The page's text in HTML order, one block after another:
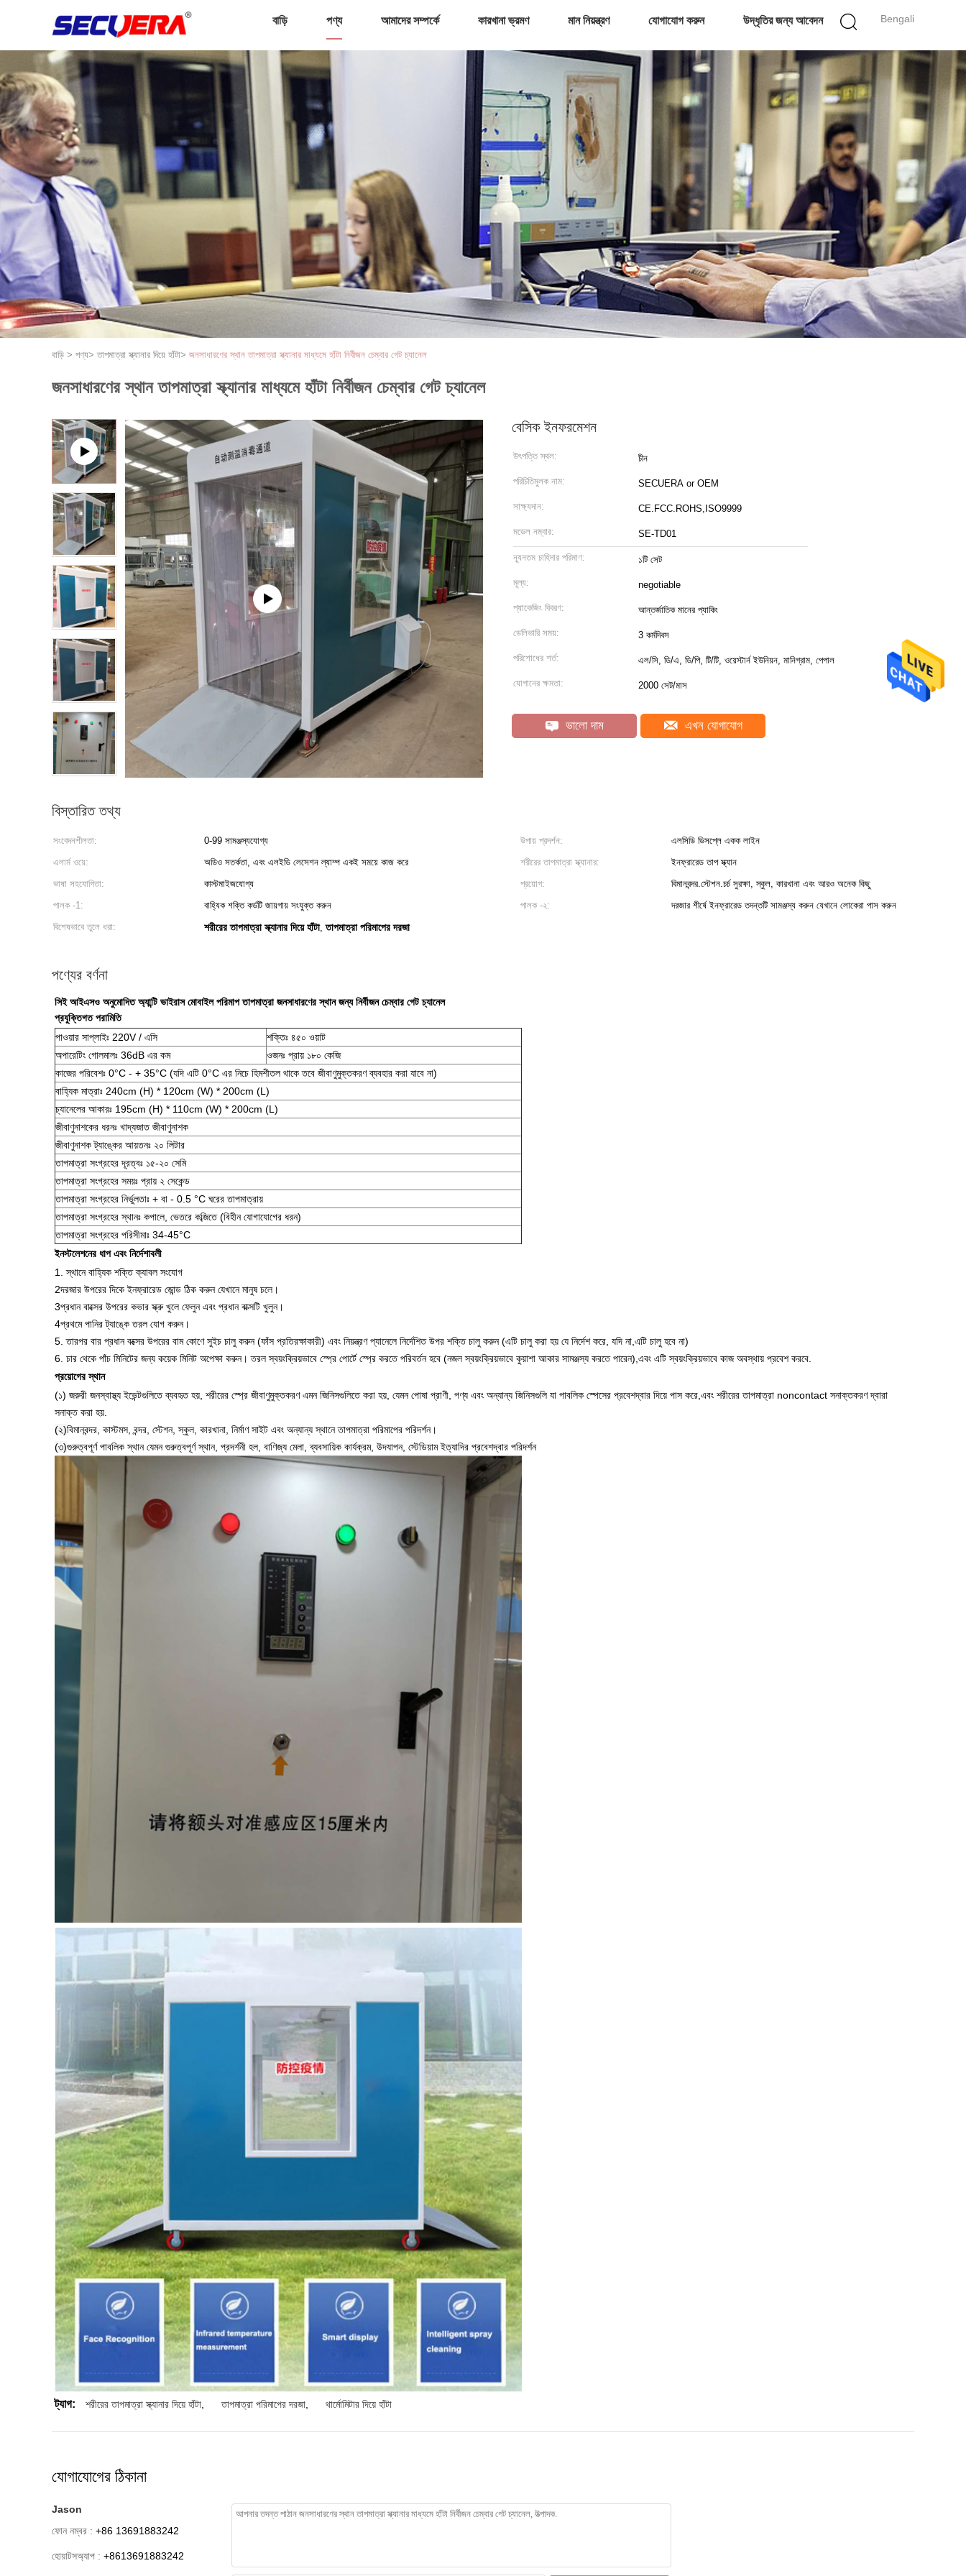
Bengali
বাড়ি পণ্য আমাদের সম্পর্কে কারখানা ভ্রমণ মান নিয়ন্ত্রণ যোগাযোগ করুন উদ্ধৃতির জন্য আবেদন
বাড়ি > পণ্য> তাপমাত্রা স্ক্যানার দিয়ে হাঁটা> জনসাধারণের স্থান তাপমাত্রা স্ক্যানার মাধ্যমে হাঁটা নির্বীজন চেম্বার গেট চ্যানেল
জনসাধারণের স্থান তাপমাত্রা স্ক্যানার মাধ্যমে হাঁটা নির্বীজন চেম্বার গেট চ্যানেল
বেসিক ইনফরমেশন
উৎপত্তি স্থল: চীন
পরিচিতিমুলক নাম: SECUERA or OEM
সাক্ষ্যদান: CE.FCC.ROHS,ISO9999
মডেল নম্বার: SE-TD01
ন্যূনতম চাহিদার পরিমাণ: ১টি সেট
মূল্য: negotiable
প্যাকেজিং বিবরণ: আন্তর্জাতিক মানের প্যাকিং
ডেলিভারি সময়: 3 কর্মদিবস
পরিশোধের শর্ত: এল/সি, ডি/এ, ডি/পি, টি/টি, ওয়েস্টার্ন ইউনিয়ন, মানিগ্রাম, পেপাল
যোগানের ক্ষমতা: 2000 সেট/মাস
ভালো দাম এখন যোগাযোগ
বিস্তারিত তথ্য
সংবেদনশীলতা: 0-99 সামঞ্জস্যযোগ্য উপায় প্রদর্শন:
এলসিডি ডিসপ্লে একক লাইন
এলার্ম ওয়ে:
অডিও সতর্কতা, এবং এলইডি লেসেশন ল্যাম্প একই সময়ে কাজ করে শরীরের তাপমাত্রা স্ক্যানার:
ইনফ্রারেড তাপ স্ক্যান
ভাষা সহযোগিতা:
কাস্টমাইজযোগ্য প্রয়োগ:
বিমানবন্দর.স্টেশন.চর্চ সুরক্ষা, স্কুল, কারখানা এবং আরও অনেক কিছু
পালক -1:
বাহ্যিক শক্তি কর্ডটি জায়গায় সংযুক্ত করুন পালক -২:
দরজার শীর্ষে ইনফ্রারেড তদন্তটি সামঞ্জস্য করুন যেখানে লোকেরা পাস করুন
বিশেষভাবে তুলে ধরা:
শরীরের তাপমাত্রা স্ক্যানার দিয়ে হাঁটা,তাপমাত্রা পরিমাপের দরজা
পণ্যের বর্ণনা
সিই আইএসও অনুমোদিত অ্যান্টি ভাইরাস মোবাইল পরিমাপ তাপমাত্রা জনসাধারণের স্থান জন্য নির্বীজন চেম্বার গেট চ্যানেল
প্রযুক্তিগত পরামিতি
পাওয়ার সাপ্লাইঃ 220V / এসি
শক্তিঃ ৪৫০ ওয়াট
অপারেটিং গোলমালঃ 36dB এর কম
ওজনঃ প্রায় ১৮০ কেজি
কাজের পরিবেশঃ 0°C - + 35°C (যদি এটি 0°C এর নিচে হিমশীতল থাকে তবে জীবাণুমুক্তকরণ ব্যবহার করা যাবে না)
বাহ্যিক মাত্রাঃ 240cm (H) * 120cm (W) * 200cm (L)
চ্যানেলের আকারঃ 195cm (H) * 110cm (W) * 200cm (L)
জীবাণুনাশকের ধরনঃ খাদ্যজাত জীবাণুনাশক
জীবাণুনাশক ট্যাঙ্কের আয়তনঃ ২০ লিটার
তাপমাত্রা সংগ্রহের দূরত্বঃ ১৫-২০ সেমি
তাপমাত্রা সংগ্রহের সময়ঃ প্রায় ২ সেকেন্ড
তাপমাত্রা সংগ্রহের নির্ভুলতাঃ + বা - 0.5 °C ঘরের তাপমাত্রায়
তাপমাত্রা সংগ্রহের স্থানঃ কপালে, ভেতরে কব্জিতে (বিহীন যোগাযোগের ধরন)
তাপমাত্রা সংগ্রহের পরিসীমাঃ 34-45°C
ইনস্টলেশনের ধাপ এবং নির্দেশাবলী
1. স্থানে বাহ্যিক শক্তি ক্যাবল সংযোগ
2দরজার উপরের দিকে ইনফ্রারেড জোন্ড ঠিক করুন যেখানে মানুষ চলে।
3প্রধান বাক্সের উপরের কভার স্ক্রু খুলে ফেলুন এবং প্রধান বাক্সটি খুলুন।
4প্রথমে পানির ট্যাঙ্কে তরল যোগ করুন।
5. তারপর বার প্রধান বক্সের উপরের বাম কোণে সুইচ চালু করুন (ফাঁস প্রতিরক্ষাকারী) এবং নিয়ন্ত্রণ প্যানেলে নির্দেশিত উপর শক্তি চালু করুন (এটি চালু করা হয় যে নির্দেশ করে, যদি না,এটি চালু হবে না)
6. চার থেকে পাঁচ মিনিটের জন্য কয়েক মিনিট অপেক্ষা করুন। তরল স্বয়ংক্রিয়ভাবে স্প্রে পোর্টে স্প্রে করতে পরিবর্তন হবে (নজল স্বয়ংক্রিয়ভাবে কুয়াশা আকার সামঞ্জস্য করতে পারেন),এবং এটি স্বয়ংক্রিয়ভাবে কাজ অবস্থায় প্রবেশ করবে.
প্রয়োগের স্থান
(১) জরুরী জনস্বাস্থ্য ইভেন্টগুলিতে ব্যবহৃত হয়, শরীরের স্প্রে জীবাণুমুক্তকরণ এমন জিনিসগুলিতে করা হয়, যেমন পোষা প্রাণী, পণ্য এবং অন্যান্য জিনিসগুলি যা পাবলিক স্পেসের প্রবেশদ্বার দিয়ে পাস করে,এবং শরীরের তাপমাত্রা noncontact সনাক্তকরণ দ্বারা
সনাক্ত করা হয়.
(২)বিমানবন্দর, কাস্টমস, বন্দর, স্টেশন, স্কুল, কারখানা, নির্মাণ সাইট এবং অন্যান্য স্থানে তাপমাত্রা পরিমাপের পরিদর্শন।
(৩)গুরুত্বপূর্ণ পাবলিক স্থান যেমন গুরুত্বপূর্ণ স্থান, প্রদর্শনী হল, বাণিজ্য মেলা, ব্যবসায়িক কার্যক্রম, উদযাপন, স্টেডিয়াম ইত্যাদির প্রবেশদ্বার পরিদর্শন
ট্যাগ: শরীরের তাপমাত্রা স্ক্যানার দিয়ে হাঁটা তাপমাত্রা পরিমাপের দরজা থার্মোমিটার দিয়ে হাঁটা
যোগাযোগের ঠিকানা
Jason
ফোন নম্বর : +86 13691883242
হোয়াটসঅ্যাপ : +8613691883242